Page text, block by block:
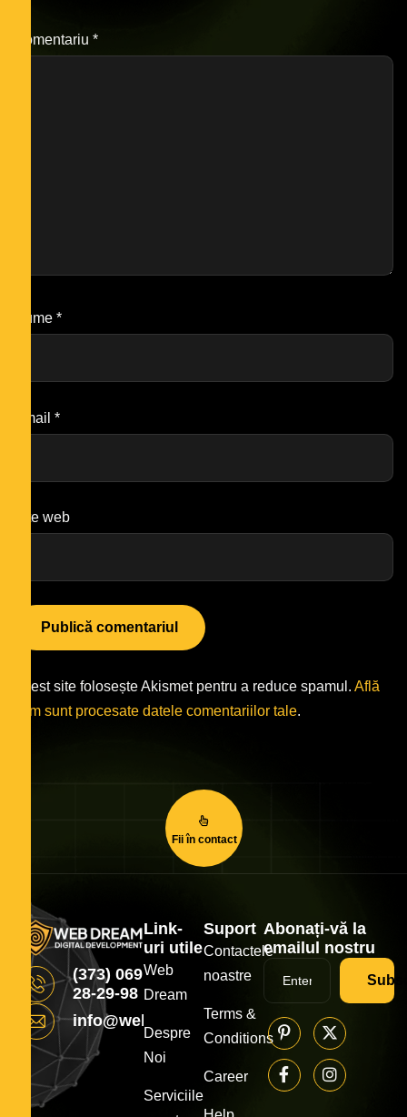
Comentariu *
Nume *
Email *
Site web
Acest site folosește Akismet pentru a reduce spamul. Află
cum sunt procesate datele comentariilor tale.
Fii în contact
(373) 069
28-29-98
info@webdream.md
Link-
uri utile
Web
Dream
Despre
Noi
Serviciile
Suport
Contactele
noastre
Terms &
Conditions
Career
Abonați-vă la
emailul nostru